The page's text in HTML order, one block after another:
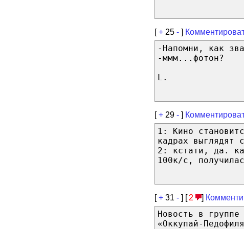
[+ 25 - ]
-Напомни, как
-ммм...фотон?
L.
[+ 29 - ]
1: Кино
кадрах выглядят
2: кстати, да.
100к/с,
[+ 31 - ] [ 2 ]
Новость в
«Оккупай-